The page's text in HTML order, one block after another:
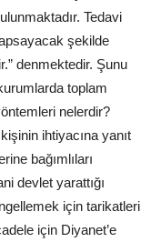
Tedavi
şekilde
denmektedir. Şunu
toplam
nelerdir?
ihtiyacına yanıt
bağımlıları
devlet yarattığı
için tarikatleri
için Diyanet’e